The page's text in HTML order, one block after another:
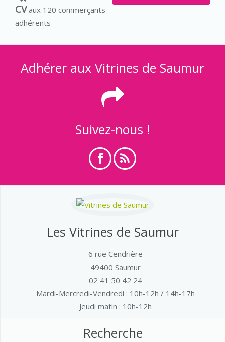
CVaux 120 commerçants
adhérents
Adhérer aux Vitrines de Saumur
Suivez-nous !
Les Vitrines de Saumur
6 rue Cendrière
49400 Saumur
02 41 50 42 24
Mardi-Mercredi-Vendredi : 10h-12h / 14h-17h
Jeudi matin : 10h-12h
Recherche